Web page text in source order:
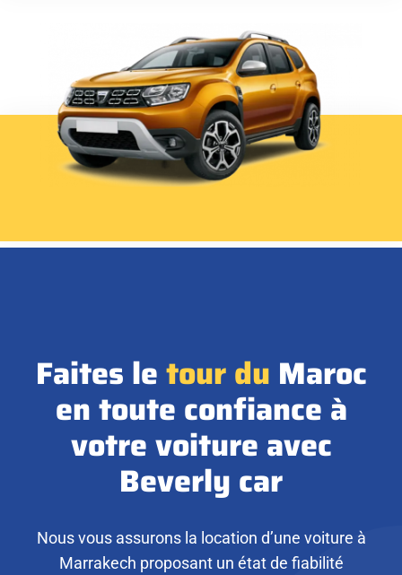
Faites letourdu Maroc
en toute confiance à
votre voiture avec
Beverly car
Nous vous assurons la location d’une voiture à
Marrakech proposant un état de fiabilité